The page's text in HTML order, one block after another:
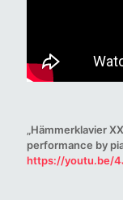
„Hämmerklavier
performance by
https://youtu.be/